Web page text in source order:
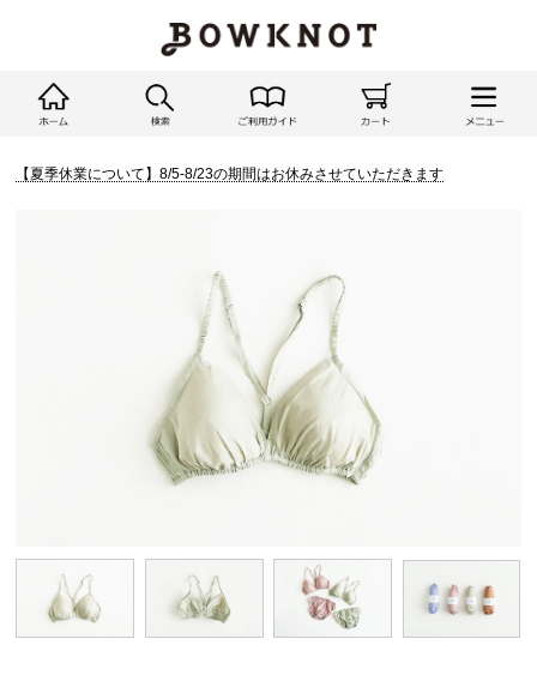
【夏季休業について】8/5-8/23の期間はお休みさせていただきます